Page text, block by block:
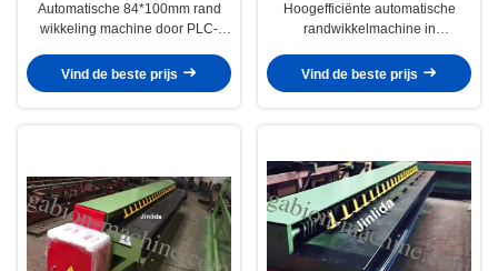
Automatische 84*100mm rand
wikkeling machine door PLC-
mesh
Vind de beste prijs
Hoogefficiënte automatische
randwikkelmachine in
Vind de beste prijs